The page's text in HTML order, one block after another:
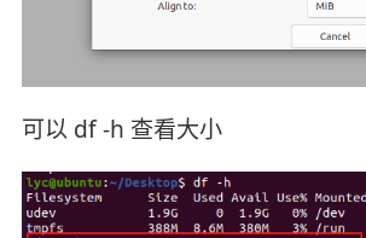
可以 df -h 查看大小